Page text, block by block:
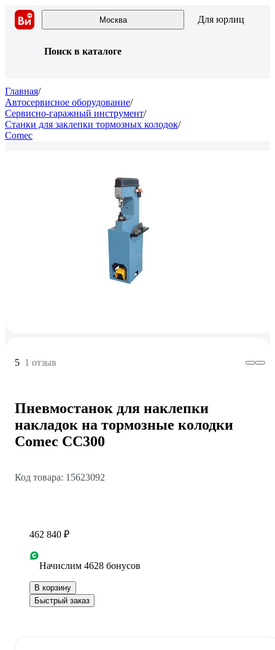
Москва Для юрлиц
Поиск в каталоге
Главная/
Автосервисное оборудование/
Сервисно-гаражный инструмент/
Станки для заклепки тормозных колодок/
Comec
5 1 отзыв
Пневмостанок для наклепки
накладок на тормозные колодки
Comec CC300
Код товара: 15623092
462 840 ₽
Начислим 4628 бонусов
В корзину
Быстрый заказ